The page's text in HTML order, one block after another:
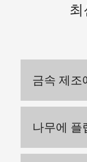
금속 제조
나무에 플